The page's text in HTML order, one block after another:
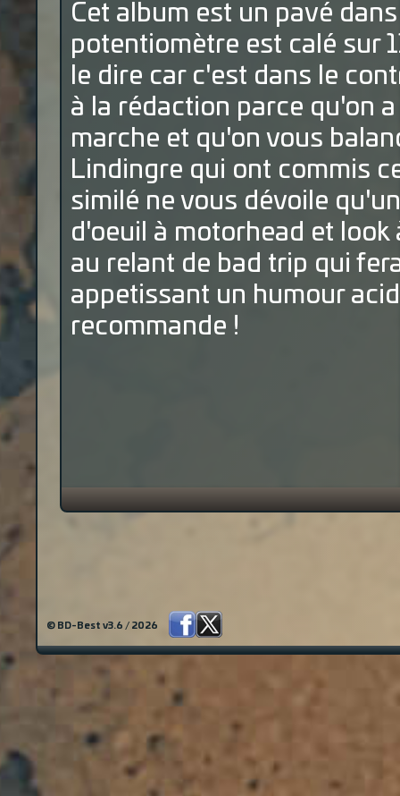
Cet album est un pavé
potentiomètre est calé sur
le dire car c'est dans le
à la rédaction parce qu'on
marche et qu'on vous
Lindingre qui ont commis
similé ne vous dévoile
d'oeuil à motorhead et look
au relant de bad trip qui
appetissant un humour
recommande !
© BD-Best v3.6 / 2026